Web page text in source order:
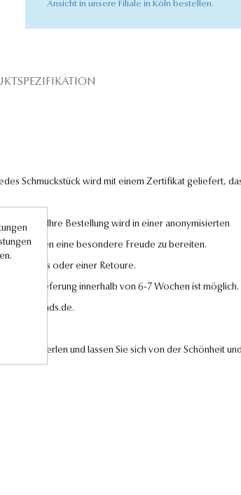
Ansicht in unsere Filiale in Köln bestellen.
Schmuckstück wird mit einem Zertifikat geliefert,
Ihre Bestellung wird in einer anonymisierten
Liebsten eine besondere Freude zu bereiten.
Umtauschs oder einer Retoure.
Eine Lieferung innerhalb von 6-7 Wochen ist möglich.
diamonds.de.
edlen Perlen und lassen Sie sich von der Schönheit